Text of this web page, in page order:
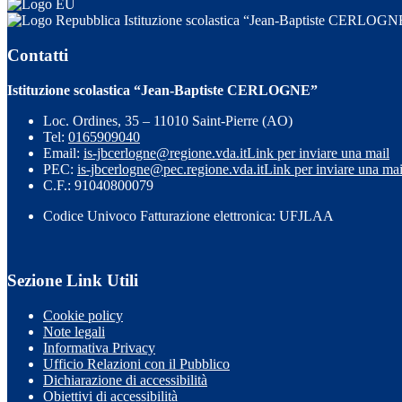
Istituzione scolastica “Jean-Baptiste
Contatti
Istituzione scolastica “Jean-Baptiste CERLOGNE”
Loc. Ordines, 35 – 11010 Saint-Pierre (AO)
Tel: 0165909040
Email: is-jbcerlogne@regione.vda.itLink per inviare una mail
PEC: is-jbcerlogne@pec.regione.vda.itLink per inviare una
C.F.: 91040800079
Codice Univoco Fatturazione elettronica: UFJLAA
Sezione Link Utili
Cookie policy
Note legali
Informativa Privacy
Ufficio Relazioni con il Pubblico
Dichiarazione di accessibilità
Obiettivi di accessibilità